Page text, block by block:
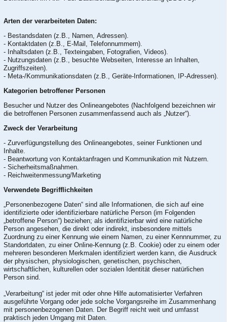
Arten der verarbeiteten Daten:
- Bestandsdaten (z.B., Namen, Adressen).
- Kontaktdaten (z.B., E-Mail, Telefonnummern).
- Inhaltsdaten (z.B., Texteingaben, Fotografien, Videos).
- Nutzungsdaten (z.B., besuchte Webseiten, Interesse an Inhalten,
Zugriffszeiten).
- Meta-/Kommunikationsdaten (z.B., Geräte-Informationen, IP-Adressen).
Kategorien betroffener Personen
Besucher und Nutzer des Onlineangebotes (Nachfolgend bezeichnen wir
die betroffenen Personen zusammenfassend auch als „Nutzer“).
Zweck der Verarbeitung
- Zurverfügungstellung des Onlineangebotes, seiner Funktionen und
Inhalte.
- Beantwortung von Kontaktanfragen und Kommunikation mit Nutzern.
- Sicherheitsmaßnahmen.
- Reichweitenmessung/Marketing
Verwendete Begrifflichkeiten
„Personenbezogene Daten“ sind alle Informationen, die sich auf eine
identifizierte oder identifizierbare natürliche Person (im Folgenden
„betroffene Person“) beziehen; als identifizierbar wird eine natürliche
Person angesehen, die direkt oder indirekt, insbesondere mittels
Zuordnung zu einer Kennung wie einem Namen, zu einer Kennnummer, zu
Standortdaten, zu einer Online-Kennung (z.B. Cookie) oder zu einem oder
mehreren besonderen Merkmalen identifiziert werden kann, die Ausdruck
der physischen, physiologischen, genetischen, psychischen,
wirtschaftlichen, kulturellen oder sozialen Identität dieser natürlichen
Person sind.
„Verarbeitung“ ist jeder mit oder ohne Hilfe automatisierter Verfahren
ausgeführte Vorgang oder jede solche Vorgangsreihe im Zusammenhang
mit personenbezogenen Daten. Der Begriff reicht weit und umfasst
praktisch jeden Umgang mit Daten.